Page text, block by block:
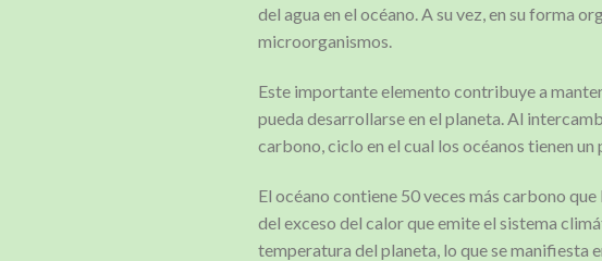
del agua en el océano. A su vez, en su forma
microorganismos.
Este importante elemento contribuye a
pueda desarrollarse en el planeta. Al
carbono, ciclo en el cual los océanos tienen
El océano contiene 50 veces más carbono
del exceso del calor que emite el sistema
temperatura del planeta, lo que se manifiesta